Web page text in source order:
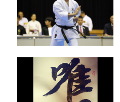
the International
Okinawa Karate
Tournament.